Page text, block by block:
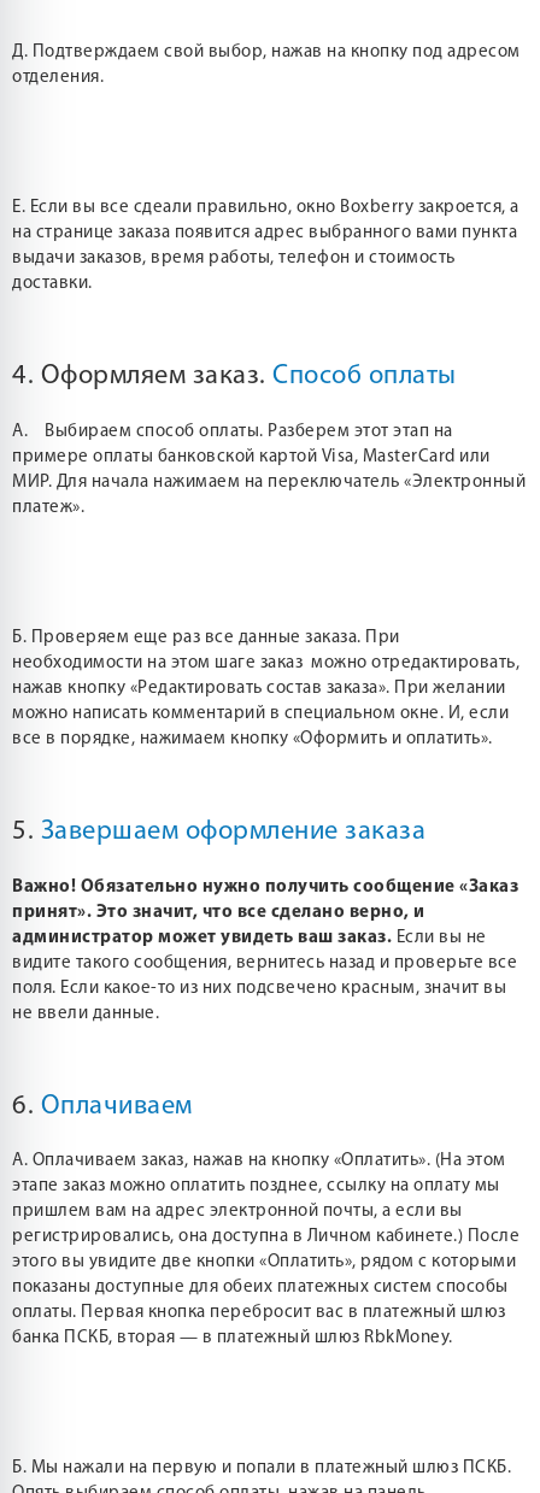
Д. Подтверждаем свой выбор, нажав на кнопку под адресом
отделения.
Е. Если вы все сдеали правильно, окно Boxberry закроется, а
на странице заказа появится адрес выбранного вами пункта
выдачи заказов, время работы, телефон и стоимость
доставки.
4. Оформляем заказ. Способ оплаты
А. Выбираем способ оплаты. Разберем этот этап на
примере оплаты банковской картой Visa, MasterCard или
МИР. Для начала нажимаем на переключатель «Электронный
платеж».
Б. Проверяем еще раз все данные заказа. При
необходимости на этом шаге заказ можно отредактировать,
нажав кнопку «Редактировать состав заказа». При желании
можно написать комментарий в специальном окне. И, если
все в порядке, нажимаем кнопку «Оформить и оплатить».
5. Завершаем оформление заказа
Важно! Обязательно нужно получить сообщение «Заказ
принят». Это значит, что все сделано верно, и
администратор может увидеть ваш заказ. Если вы не
видите такого сообщения, вернитесь назад и проверьте все
поля. Если какое-то из них подсвечено красным, значит вы
не ввели данные.
6. Оплачиваем
А. Оплачиваем заказ, нажав на кнопку «Оплатить». (На этом
этапе заказ можно оплатить позднее, ссылку на оплату мы
пришлем вам на адрес электронной почты, а если вы
регистрировались, она доступна в Личном кабинете.) После
этого вы увидите две кнопки «Оплатить», рядом с которыми
показаны доступные для обеих платежных систем способы
оплаты. Первая кнопка перебросит вас в платежный шлюз
банка ПСКБ, вторая — в платежный шлюз RbkMoney.
Б. Мы нажали на первую и попали в платежный шлюз ПСКБ.